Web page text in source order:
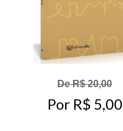
De R$ 20,00
Por R$ 5,00